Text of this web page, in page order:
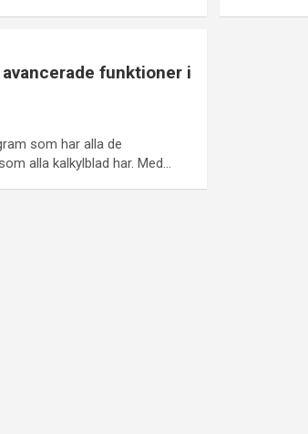
funktioner i
som har alla de
alla kalkylblad har. Med…